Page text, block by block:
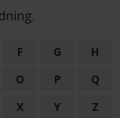
F G
H
O P
Q
X Y
Z